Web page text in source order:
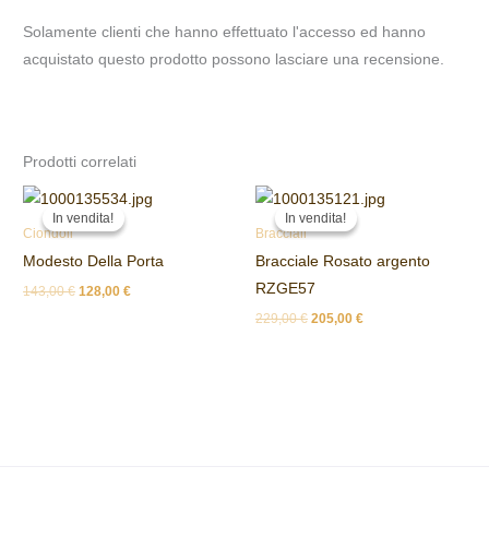
Solamente clienti che hanno effettuato l'accesso ed hanno
acquistato questo prodotto possono lasciare una recensione.
Prodotti correlati
In vendita!
In vendita!
Ciondoli
Modesto Della Porta
143,00€
Il
prezzo
originale
143,00 €.
128,00€
Il
prezzo
128,00 €.
In vendita!
In vendita!
Bracciali
Bracciale Rosato argento
RZGE57
229,00€
Il
prezzo
originale
229,00 €.
205,00 €
Il
prezzo
205,00 €.